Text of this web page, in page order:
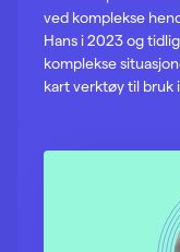
ved komplekse
Hans i 2023 og
komplekse
kart verktøy til bruk